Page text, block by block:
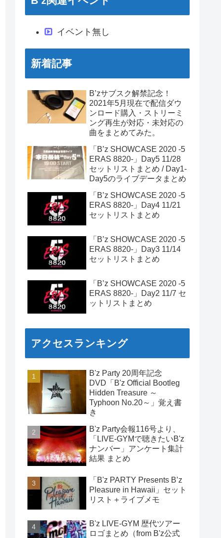
イベント無し
新着記事
B’zサブスク解禁記念！
2021年5月現在で配信ダウ
ンロード購入・ストリーミ
ング再生が対応・未対応の
曲をまとめてみた。
「B’z SHOWCASE 2020 -5
ERAS 8820-」Day5 11/28
セットリストまとめ / Day1-
Day5のライブデータまとめ
「B’z SHOWCASE 2020 -5
ERAS 8820-」Day4 11/21
セットリストまとめ
「B’z SHOWCASE 2020 -5
ERAS 8820-」Day3 11/14
セットリストまとめ
「B’z SHOWCASE 2020 -5
ERAS 8820-」Day2 11/7 セ
ットリストまとめ
アクセスランキング
B'z Party 20周年記念
DVD「B'z Official Bootleg
Hidden Treasure ～
Typhoon No.20～」覚え書
き
B'z Party会報116号より、
「LIVE-GYMで聴きたいB'z
ナンバー」アンケート集計
結果 まとめ
「B'z PARTY Presents B’z
Pleasure in Hawaii」セット
リスト＋ライブメモ
B'z LIVE-GYM 歴代ツアー
ロゴまとめ（from B'z公式